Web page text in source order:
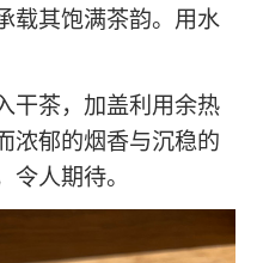
载其饱满茶韵。用水
干茶，加盖利用余热
浓郁的烟香与沉稳的
人期待。